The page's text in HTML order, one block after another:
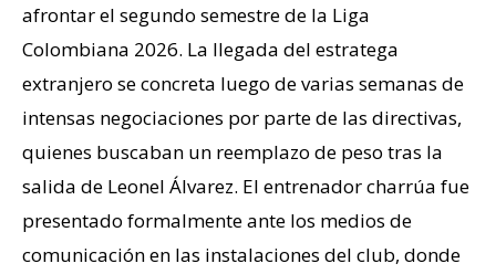
afrontar el segundo semestre de la Liga
Colombiana 2026. La llegada del estratega
extranjero se concreta luego de varias semanas de
intensas negociaciones por parte de las directivas,
quienes buscaban un reemplazo de peso tras la
salida de Leonel Álvarez. El entrenador charrúa fue
presentado formalmente ante los medios de
comunicación en las instalaciones del club, donde